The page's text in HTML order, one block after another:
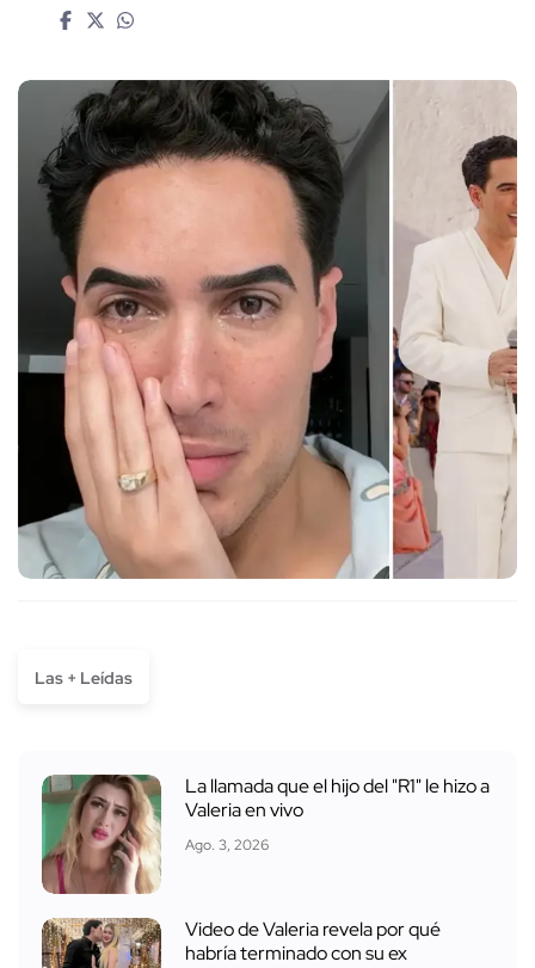
Las + Leídas
La llamada que el hijo del "R1" le hizo a
Valeria en vivo
Ago. 3, 2026
Video de Valeria revela por qué
habría terminado con su ex